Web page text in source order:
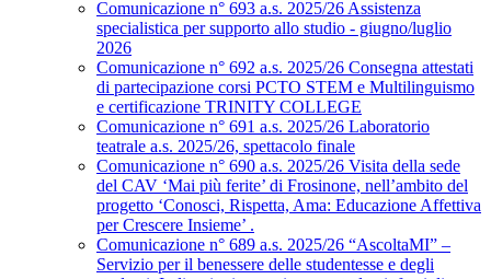
Comunicazione n° 693 a.s. 2025/26 Assistenza
specialistica per supporto allo studio - giugno/luglio
2026
Comunicazione n° 692 a.s. 2025/26 Consegna attestati
di partecipazione corsi PCTO STEM e Multilinguismo
e certificazione TRINITY COLLEGE
Comunicazione n° 691 a.s. 2025/26 Laboratorio
teatrale a.s. 2025/26, spettacolo finale
Comunicazione n° 690 a.s. 2025/26 Visita della sede
del CAV ‘Mai più ferite’ di Frosinone, nell’ambito del
progetto ‘Conosci, Rispetta, Ama: Educazione Affettiva
per Crescere Insieme’ .
Comunicazione n° 689 a.s. 2025/26 “AscoltaMI” –
Servizio per il benessere delle studentesse e degli